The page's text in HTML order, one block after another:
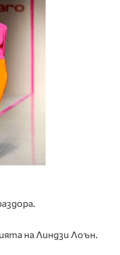
на Линдзи Лоън.